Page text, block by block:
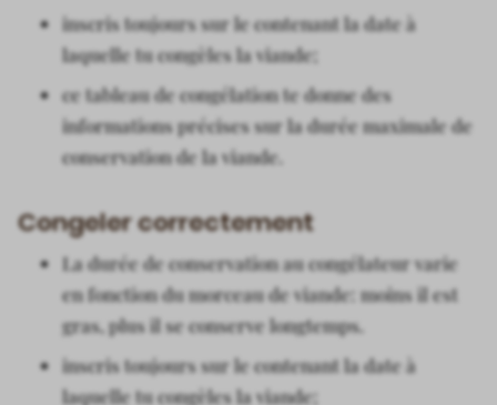
inscris toujours sur le contenant la date à
laquelle tu congèles la viande;
ce tableau de congélation te donne des
informations précises sur la durée maximale de
conservation de la viande.
Congeler correctement
La durée de conservation au congélateur varie
en fonction du morceau de viande: moins il est
gras, plus il se conserve longtemps.
inscris toujours sur le contenant la date à
laquelle tu congèles la viande;